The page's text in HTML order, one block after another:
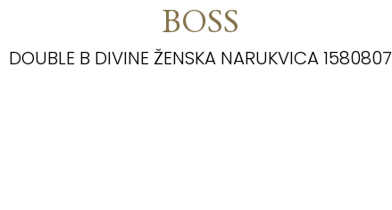
BOSS
DOUBLE B DIVINE ŽENSKA NARUKVICA 1580807